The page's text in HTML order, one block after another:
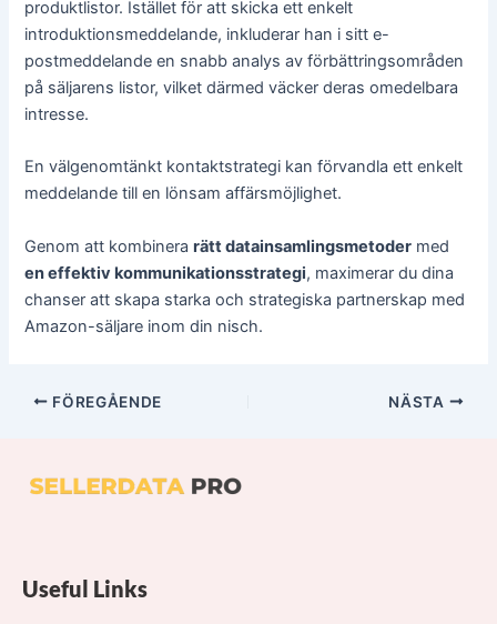
produktlistor. Istället för att skicka ett enkelt
introduktionsmeddelande, inkluderar han i sitt e-
postmeddelande en snabb analys av förbättringsområden
på säljarens listor, vilket därmed väcker deras omedelbara
intresse.
En välgenomtänkt kontaktstrategi kan förvandla ett enkelt
meddelande till en lönsam affärsmöjlighet.
Genom att kombinerarätt datainsamlingsmetoder med
en effektiv kommunikationsstrategi, maximerar du dina
chanser att skapa starka och strategiska partnerskap med
Amazon-säljare inom din nisch.
FÖREGÅENDE NÄSTA
Useful Links